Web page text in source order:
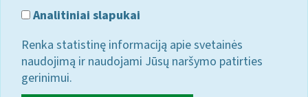
Analitiniai slapukai
Renka statistinę informaciją apie svetainės
naudojimą ir naudojami Jūsų naršymo patirties
gerinimui.